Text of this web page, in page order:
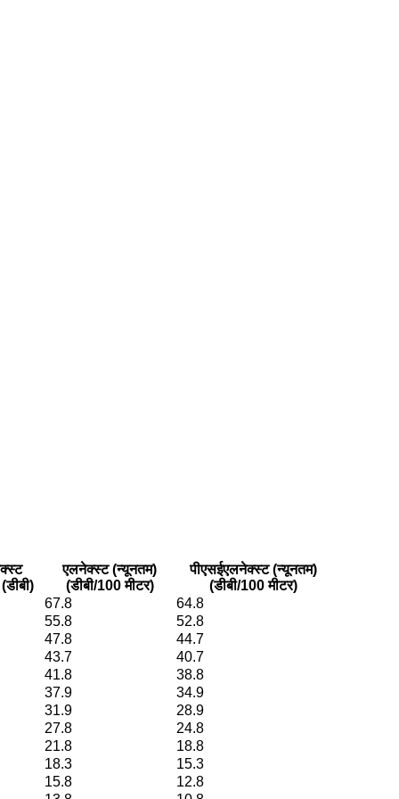
एलनेक्स्ट (न्यूनतम)
(डीबी/100 मीटर)
पीएसईएलनेक्स्ट (न्यूनतम)
(डीबी/100 मीटर)
67.8
64.8
55.8
52.8
47.8
44.7
43.7
40.7
41.8
38.8
37.9
34.9
31.9
28.9
27.8
24.8
21.8
18.8
18.3
15.3
15.8
12.8